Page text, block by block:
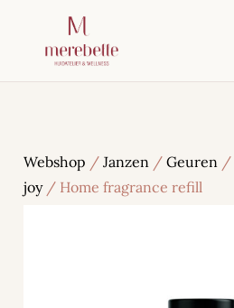
Webshop / Janzen / Geuren /
joy/ Home fragrance refill